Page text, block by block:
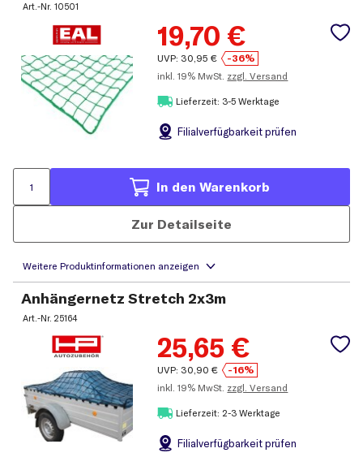
Art.-Nr.10501
19,70 €
UVP: 30,95 €
-36%
inkl. 19% MwSt. zzgl. Versand
Lieferzeit: 3-5 Werktage
Filialverfügbarkeit prüfen
In den Warenkorb
Zur Detailseite
Anhängernetz Stretch 2x3m
Art.-Nr.25164
25,65 €
UVP: 30,90 €
-16%
inkl. 19% MwSt. zzgl. Versand
Lieferzeit: 2-3 Werktage
Filialverfügbarkeit prüfen